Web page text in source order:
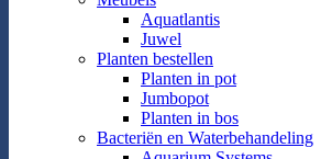
Aquatlantis
Juwel
Planten bestellen
Planten in pot
Jumbopot
Planten in bos
Bacteriën en Waterbehandeling